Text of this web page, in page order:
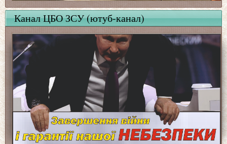
Канал ЦБО ЗСУ (ютуб-канал)